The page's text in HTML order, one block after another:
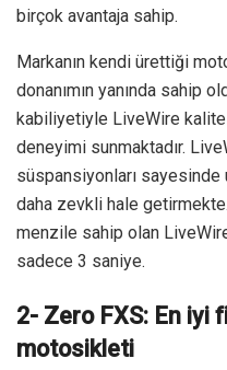
birçok avantaja sahip.
Markanın kendi ürettiği
donanımın yanında sahip
kabiliyetiyle LiveWire
deneyimi sunmaktadır.
süspansiyonları sayesinde
daha zevkli hale
menzile sahip olan
sadece 3 saniye.
2- Zero FXS: En iyi
motosikleti